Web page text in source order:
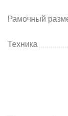
Рамочный
Техника